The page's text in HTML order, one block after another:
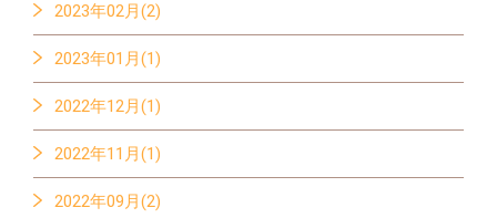
2023年02月(2)
2023年01月(1)
2022年12月(1)
2022年11月(1)
2022年09月(2)